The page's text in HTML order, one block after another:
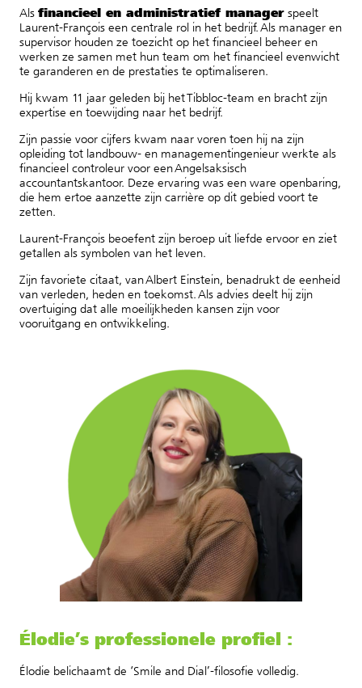
Als financieel en administratief manager speelt
Laurent-François een centrale rol in het bedrijf. Als manager en
supervisor houden ze toezicht op het financieel beheer en
werken ze samen met hun team om het financieel evenwicht
te garanderen en de prestaties te optimaliseren.
Hij kwam 11 jaar geleden bij het Tibbloc-team en bracht zijn
expertise en toewijding naar het bedrijf.
Zijn passie voor cijfers kwam naar voren toen hij na zijn
opleiding tot landbouw- en managementingenieur werkte als
financieel controleur voor een Angelsaksisch
accountantskantoor. Deze ervaring was een ware openbaring,
die hem ertoe aanzette zijn carrière op dit gebied voort te
zetten.
Laurent-François beoefent zijn beroep uit liefde ervoor en ziet
getallen als symbolen van het leven.
Zijn favoriete citaat, van Albert Einstein, benadrukt de eenheid
van verleden, heden en toekomst. Als advies deelt hij zijn
overtuiging dat alle moeilijkheden kansen zijn voor
vooruitgang en ontwikkeling.
Élodie’s professionele profiel :
Élodie belichaamt de ‘Smile and Dial’-filosofie volledig.